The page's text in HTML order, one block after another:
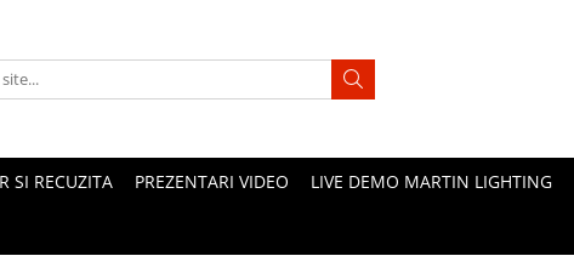
SI RECUZITA PREZENTARI VIDEO LIVE DEMO MARTIN LIGHTING